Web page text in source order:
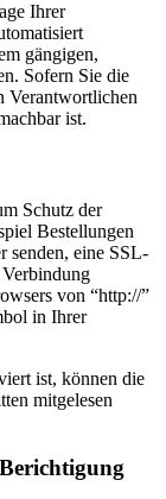
Ihrer
gängigen,
Sofern Sie die
Verantwortlichen
ist.
Schutz der
Bestellungen
senden, eine SSL-
von “http://”
in Ihrer
ist, können die
mitgelesen